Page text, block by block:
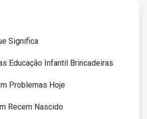
Significa
Educação Infantil Brincadeiras
Problemas Hoje
Recem Nascido